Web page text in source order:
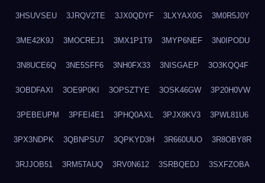
3HSUVSEU 3JRQV2TE 3JX0QDYF 3LXYAX0G 3M0R5J0Y
3ME42K9J 3MOCREJ1 3MX1P1T9 3MYP6NEF 3N0IPODU
3N8UCE6Q 3NE5SFF6 3NH0FX33 3NISGAEP 3O3KQQ4F
3OBDFAXI 3OE9P0KI 3OPSZTYE 3OSK46GW 3P20H0VW
3PEBEUPM 3PFEI4E1 3PHQ0AXL 3PJX8KV3 3PWL81U6
3PX3NDPK 3QBNPSU7 3QPKYD3H 3R660UUO 3R8OBY8R
3RJJOB51 3RM5TAUQ 3RV0N612 3SRBQEDJ 3SXFZOBA